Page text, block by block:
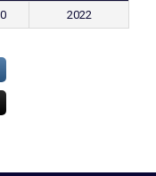
2022